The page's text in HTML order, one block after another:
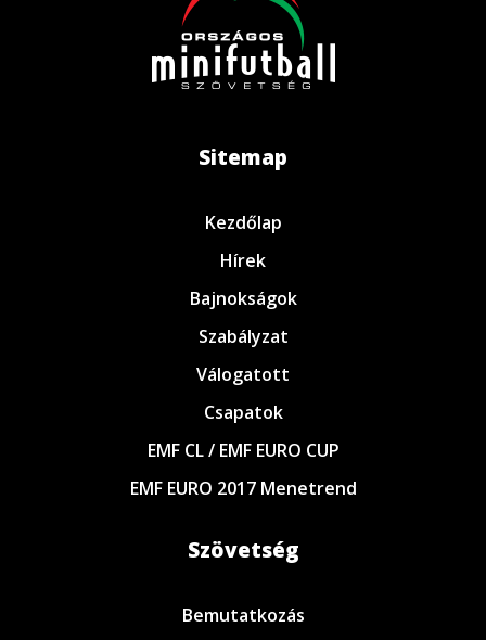
Sitemap
Kezdőlap
Hírek
Bajnokságok
Szabályzat
Válogatott
Csapatok
EMF CL / EMF EURO CUP
EMF EURO 2017 Menetrend
Szövetség
Bemutatkozás